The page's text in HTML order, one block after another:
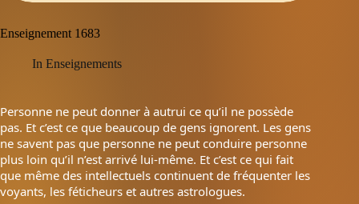
Enseignement 1683
In Enseignements
Personne ne peut donner à autrui ce qu’il ne possède
pas. Et c’est ce que beaucoup de gens ignorent. Les gens
ne savent pas que personne ne peut conduire personne
plus loin qu’il n’est arrivé lui-même. Et c’est ce qui fait
que même des intellectuels continuent de fréquenter les
voyants, les féticheurs et autres astrologues.